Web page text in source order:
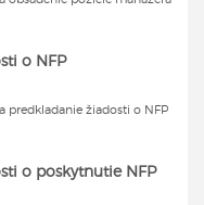
o NFP
predkladanie žiadosti o NFP
o poskytnutie NFP